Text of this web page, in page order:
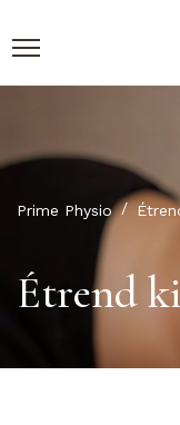
Étrend
Prime Physio